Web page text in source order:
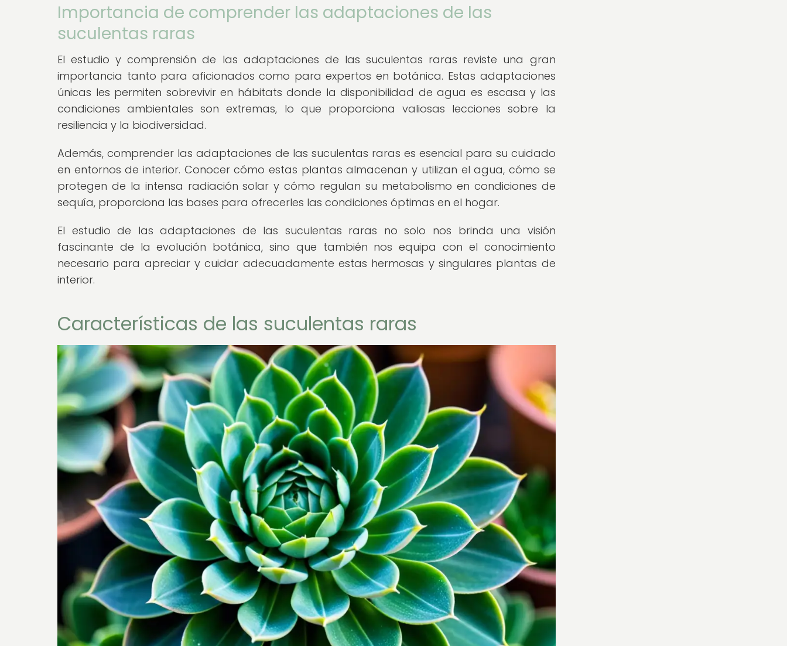
Importancia de comprender las adaptaciones de las
suculentas raras
El estudio y comprensión de las adaptaciones de las suculentas raras reviste una gran
importancia tanto para aficionados como para expertos en botánica. Estas adaptaciones
únicas les permiten sobrevivir en hábitats donde la disponibilidad de agua es escasa y las
condiciones ambientales son extremas, lo que proporciona valiosas lecciones sobre la
resiliencia y la biodiversidad.
Además, comprender las adaptaciones de las suculentas raras es esencial para su cuidado
en entornos de interior. Conocer cómo estas plantas almacenan y utilizan el agua, cómo se
protegen de la intensa radiación solar y cómo regulan su metabolismo en condiciones de
sequía, proporciona las bases para ofrecerles las condiciones óptimas en el hogar.
El estudio de las adaptaciones de las suculentas raras no solo nos brinda una visión
fascinante de la evolución botánica, sino que también nos equipa con el conocimiento
necesario para apreciar y cuidar adecuadamente estas hermosas y singulares plantas de
interior.
Características de las suculentas raras